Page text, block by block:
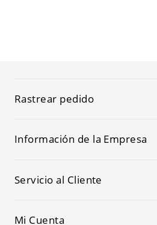
Rastrear pedido
Información de la Empresa
Servicio al Cliente
Mi Cuenta